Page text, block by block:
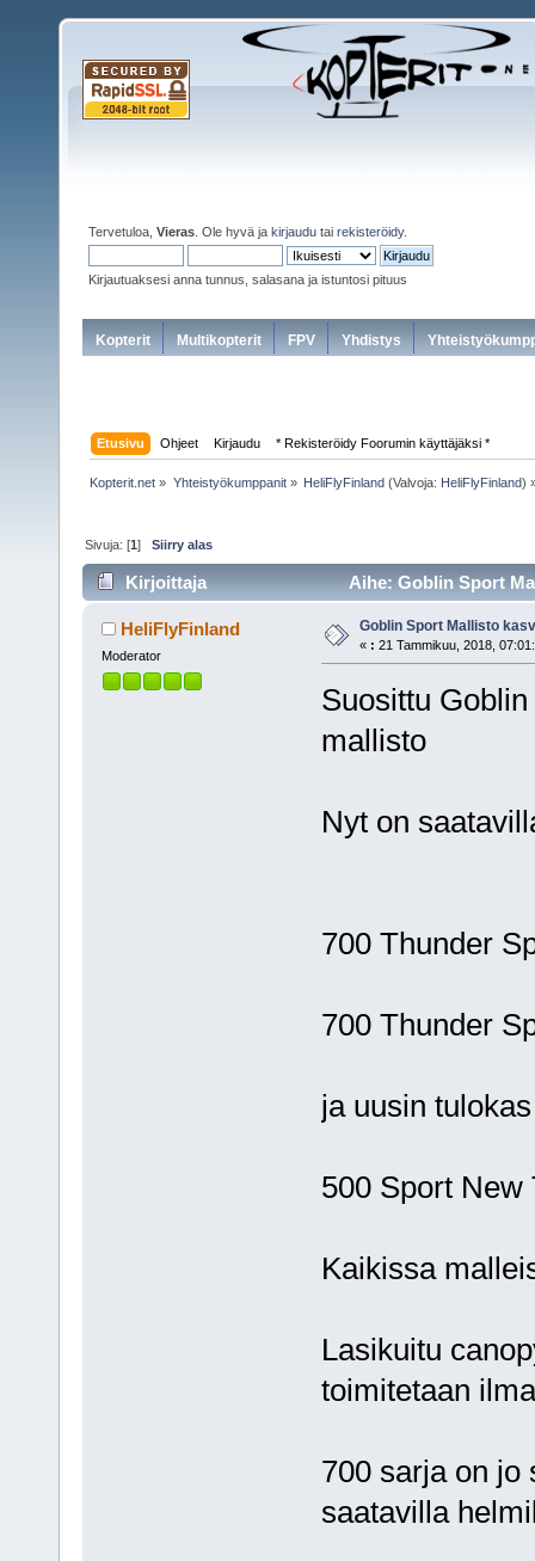
Tervetuloa, Vieras . Ole hyvä ja kirjaudu tai rekisteröidy.
Kirjautuaksesi anna tunnus, salasana ja istuntosi pituus
Kopterit Multikopterit FPV Yhdistys
Etusivu Ohjeet Kirjaudu * Rekisteröidy Foorumin käyttäjäksi *
Kopterit.net » Yhteistyökumppanit» HeliFlyFinland(Valvoja: HeliFlyFinland)
Sivuja: [1]Siirry alas
Kirjoittaja Aihe: Goblin Sport
HeliFlyFinland
Moderator
Goblin Sport Mallisto
« : 21 Tammikuu, 2018,
Suosittu
mallisto
Nyt on
700
700 Thunder
ja uusin
500 Sport
Kaikissa
Lasikuitu
toimitetaan
700 sarja on jo
saatavilla